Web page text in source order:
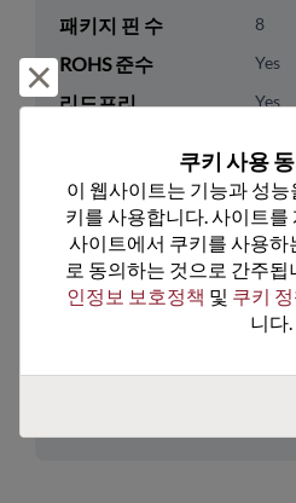
패키지 핀 수 8
ROHS 준수 Yes
리드프리 Yes
패키지 수량 40
기술 카테고리
기술 하위 카테고리
미국 HTS 코드
거부 및 닫기
쿠키 사용
이 웹사이트는 기능과 성
키를 사용합니다. 사이트를
사이트에서 쿠키를 사용하
로 동의하는 것으로 간주됩
인정보 보호정책 및 쿠키
니다.